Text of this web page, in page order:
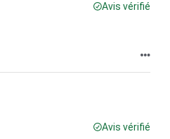
Avis vérifié
Avis vérifié